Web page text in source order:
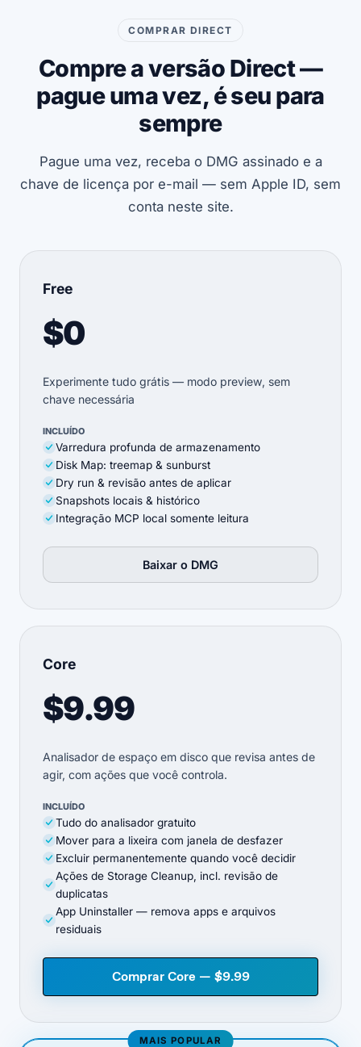
COMPRAR DIRECT
Compre a versão Direct —
pague uma vez, é seu para
sempre
Pague uma vez, receba o DMG assinado e a
chave de licença por e-mail — sem Apple ID, sem
conta neste site.
Free
$0
Experimente tudo grátis — modo preview, sem
chave necessária
INCLUÍDO
Varredura profunda de armazenamento
Disk Map: treemap & sunburst
Dry run & revisão antes de aplicar
Snapshots locais & histórico
Integração MCP local somente leitura
Baixar o DMG
Core
$9.99
Analisador de espaço em disco que revisa antes de
agir, com ações que você controla.
INCLUÍDO
Tudo do analisador gratuito
Mover para a lixeira com janela de desfazer
Excluir permanentemente quando você decidir
Ações de Storage Cleanup, incl. revisão de
duplicatas
App Uninstaller — remova apps e arquivos
residuais
Comprar Core — $9.99
MAIS POPULAR